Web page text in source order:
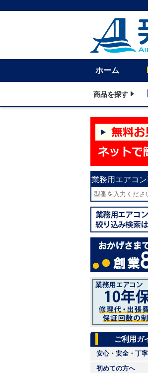
ホーム
商品を探す
業務用エアコ
ご利用ガ
安心・安全・丁
初めての方へ